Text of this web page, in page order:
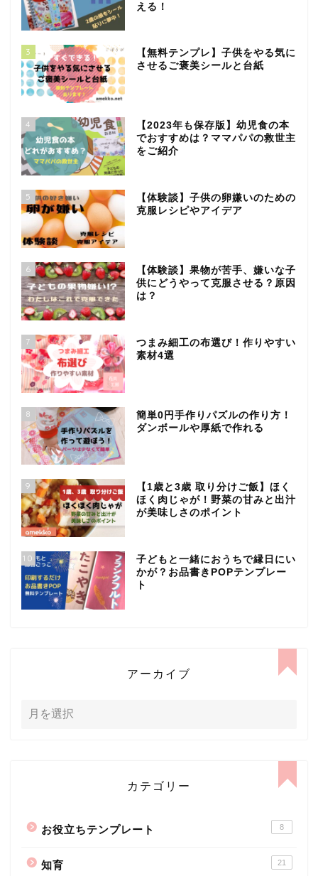
える！
3
【無料テンプレ】子供をやる気に
させるご褒美シールと台紙
4
【2023年も保存版】幼児食の本
でおすすめは？ママパパの救世主
をご紹介
5
【体験談】子供の卵嫌いのための
克服レシピやアイデア
6
【体験談】果物が苦手、嫌いな子
供にどうやって克服させる？原因
は？
7
つまみ細工の布選び！作りやすい
素材4選
8
簡単0円手作りパズルの作り方！
ダンボールや厚紙で作れる
9
【1歳と3歳 取り分けご飯】ほく
ほく肉じゃが！野菜の甘みと出汁
が美味しさのポイント
10
子どもと一緒におうちで縁日にい
かが？お品書きPOPテンプレー
ト
アーカイブ
カテゴリー
お役立ちテンプレート 8
知育 21